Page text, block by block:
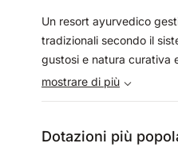
Un resort ayurvedico
tradizionali secondo il
gustosi e natura curativa
mostrare di più
Dotazioni più